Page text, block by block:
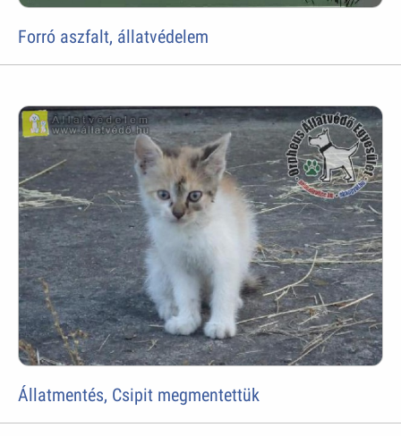
Forró aszfalt, állatvédelem
Állatmentés, Csipit megmentettük